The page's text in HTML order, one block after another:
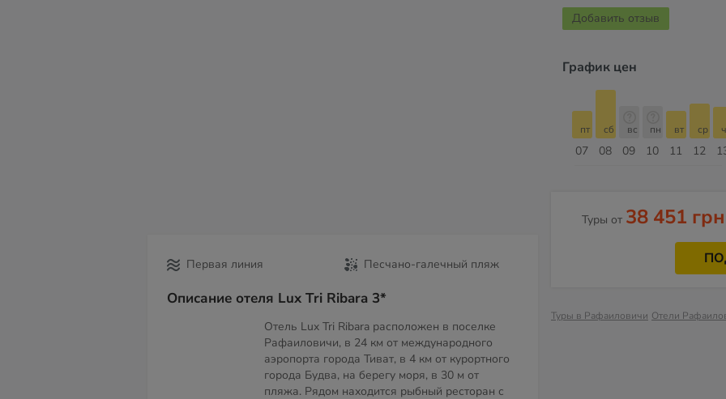
Первая линия Песчано-галечный пляж
Описание отеля Lux Tri Ribara 3*
Отель Lux Tri Ribara расположен в поселке
Рафаиловичи, в 24 км от международного
аэропорта города Тиват, в 4 км от курортного
города Будва, на берегу моря, в 30 м от
пляжа. Рядом находится рыбный ресторан с
Добавить отзыв
График цен
07
пт
08
сб
09
вс
10
пн
11
вт
12
ср
Туры от 38 451 грн
Туры в Рафаиловичи Отели